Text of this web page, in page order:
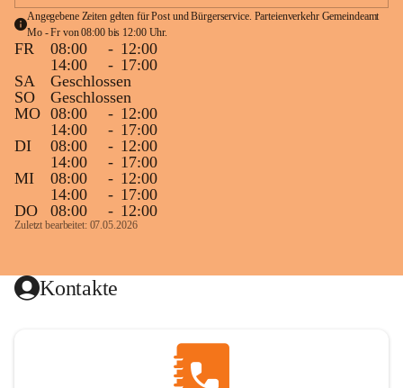
Angegebene Zeiten gelten für Post und Bürgerservice. Parteienverkehr Gemeindeamt
Mo - Fr von 08:00 bis 12:00 Uhr.
FR 08:00 - 12:00
14:00
- 17:00
SA
Geschlossen
SO
Geschlossen
MO 08:00 - 12:00
14:00
- 17:00
DI
08:00 - 12:00
14:00
- 17:00
MI
08:00 - 12:00
14:00
- 17:00
DO
08:00 - 12:00
Zuletzt bearbeitet: 07.05.2026
Kontakte